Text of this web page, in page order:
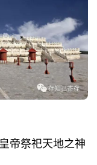
帝祭祀天地之神